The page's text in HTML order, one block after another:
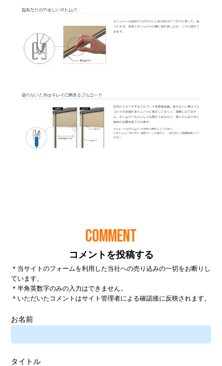
COMMENT
コメントを投稿する
＊当サイトのフォームを利用した当社への売り込みの一切をお断りし
ています。
＊半角英数字のみの入力はできません。
＊いただいたコメントはサイト管理者による確認後に反映されます。
お名前
タイトル